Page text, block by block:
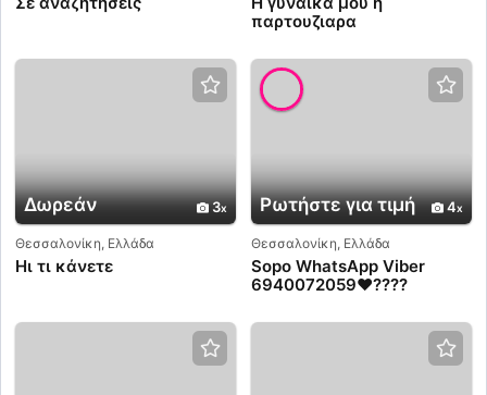
παρτουζιαρα
Δωρεάν 3
Θεσσαλονίκη, Ελλάδα
Ηι τι κάνετε
Ρωτήστε για τιμή 4
Θεσσαλονίκη, Ελλάδα
Sopo WhatsApp Viber
6940072059♥️????